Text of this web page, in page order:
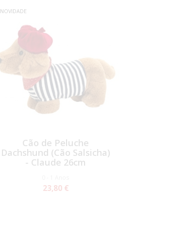
NOVIDADE
Cão de Peluche
Dachshund (Cão Salsicha)
- Claude 26cm
23,80 €